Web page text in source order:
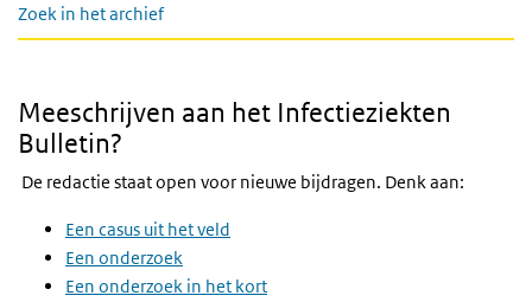
Zoek in het archief
Meeschrijven aan het Infectieziekten
Bulletin?
De redactie staat open voor nieuwe bijdragen. Denk aan:
Een casus uit het veld
Een onderzoek
Een onderzoek in het kort